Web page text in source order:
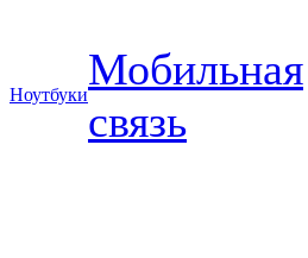
Ноутбуки
Мобильная
связь